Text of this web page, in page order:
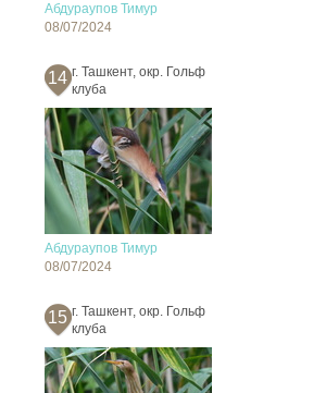
Абдураупов Тимур
08/07/2024
14 г. Ташкент, окр. Гольф
клуба
Абдураупов Тимур
08/07/2024
15 г. Ташкент, окр. Гольф
клуба